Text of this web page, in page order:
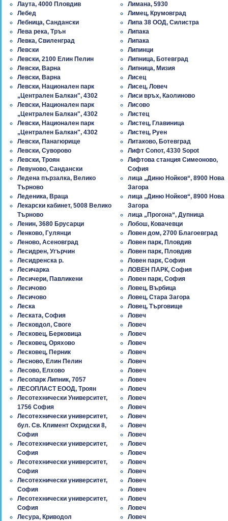
Лаута, 4000 Пловдив
Лебед
Лебница, Сандански
Лева река, Трън
Левка, Свиленград
Левски
Левски, 2100 Елин Пелин
Левски, Варна
Левски, Варна
Левски, Национален парк
„Централен Балкан", 4302
Левски, Национален парк
„Централен Балкан", 4302
Левски, Национален парк
„Централен Балкан", 4302
Левски, Панагюрище
Левски, Суворово
Левски, Троян
Левуново, Сандански
Ледена пързалка, Велико
Търново
Леденика, Враца
Лекарски кабинет, 5008 Велико
Търново
Ленин, 3680 Брусарци
Ленково, Гулянци
Леново, Асеновград
Лесидрен, Угърчин
Лесидренска р.
Лесичарка
Лесичери, Павликени
Лесичово
Лесичово
Леска
Леската, София
Лесковдол, Своге
Лесковец, Берковица
Лесковец, Оряхово
Лесковец, Перник
Лесново, Елин Пелин
Лесово, Елхово
Лесопарк Липник, 7057
ЛЕСОПЛАСТ ЕООД, Троян
Лесотехнически Университет,
1756 София
Лесотехнически университет,
бул. Св. Климент Охридски 8,
София
Лесотехнически университет,
София
Лесотехнически университет,
София
Лесотехнически университет,
София
Лесотехнически университет,
София
Лесура, Криводол
Лимана, 5930
Лимец, Крумовград
Липа 38 ООД, Силистра
Липака
Липака
Липинци
Липница, Ботевград
Липница, Мизия
Лисец
Лисец, Ловеч
Лиси връх, Каолиново
Лисово
Листец
Листец, Главиница
Листец, Руен
Литаково, Ботевград
Лифт Сопот, 4330 Sopot
Лифтова станция Симеоново,
София
лица „Диню Нойков“, 8900 Нова
Загора
лица „Диню Нойков“, 8900 Нова
Загора
лица „Прогона“, Дупница
Лобош, Ковачевци
Ловен дом, 2700 Благоевград
Ловен парк, Пловдив
Ловен парк, Пловдив
Ловен парк, София
ЛОВЕН ПАРК, София
Ловен парк, София
Ловец, Върбица
Ловец, Стара Загора
Ловец, Търговище
Ловеч
Ловеч
Ловеч
Ловеч
Ловеч
Ловеч
Ловеч
Ловеч
Ловеч
Ловеч
Ловеч
Ловеч
Ловеч
Ловеч
Ловеч
Ловеч
Ловеч
Ловеч
Ловеч
Ловеч
Ловеч
Ловеч
Ловеч